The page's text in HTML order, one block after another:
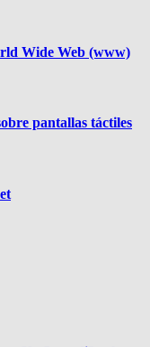
Wide Web (www)
pantallas táctiles